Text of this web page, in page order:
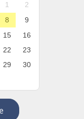
1
2
8
9
15
16
22
23
29
30